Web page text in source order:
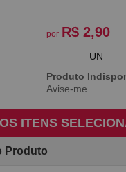
por R$ 2,90
UN
Produto
Avise-me
ITENS
Produto